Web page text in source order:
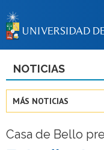
NOTICIAS
MÁS NOTICIAS
Casa de Bello